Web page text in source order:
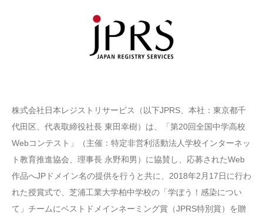
株式会社日本レジストリサービス（以下JPRS、本社：東京都千
代田区、代表取締役社長 東田幸樹）は、「第20回全国中学高校
Webコンテスト」（主催：特定非営利活動法人学校インターネッ
ト教育推進協会、理事長 永野和男）に協賛し、応募されたWeb
作品へJPドメイン名の提供を行うと共に、2018年2月17日に行わ
れた授賞式で、芝浦工業大学柏中学校の「学ぼう！感染につい
て」チームにベストドメインネーミング賞（JPRS特別賞）を贈